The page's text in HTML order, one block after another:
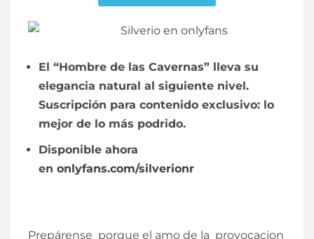
El “Hombre de las Cavernas” lleva su
elegancia natural al siguiente nivel.
Suscripción para contenido exclusivo: lo
mejor de lo más podrido.
Disponible ahora
en onlyfans.com/silverionr
Prepárense porque el amo de la provocacion